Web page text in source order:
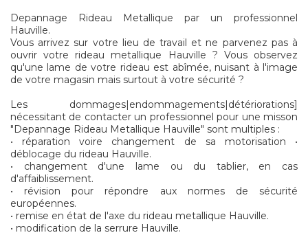
Depannage Rideau Metallique par un professionnel
Hauville.
Vous arrivez sur votre lieu de travail et ne parvenez pas à
ouvrir votre rideau metallique Hauville ? Vous observez
qu'une lame de votre rideau est abîmée, nuisant à l'image
de votre magasin mais surtout à votre sécurité ?
Les dommages|endommagements|détériorations]
nécessitant de contacter un professionnel pour une misson
"Depannage Rideau Metallique Hauville" sont multiples :
• réparation voire changement de sa motorisation •
déblocage du rideau Hauville.
• changement d'une lame ou du tablier, en cas
d'affaiblissement.
• révision pour répondre aux normes de sécurité
européennes.
• remise en état de l'axe du rideau metallique Hauville.
• modification de la serrure Hauville.